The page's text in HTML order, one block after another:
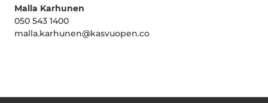
Malla Karhunen
050 543 1400
malla.karhunen@kasvuopen.co